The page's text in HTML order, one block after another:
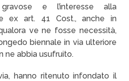
e l’interesse alla
ex art. 41 Cost., anche in
ve ne fosse necessità,
biennale in via ulteriore
ne abbia usufruito.
hanno ritenuto infondato il